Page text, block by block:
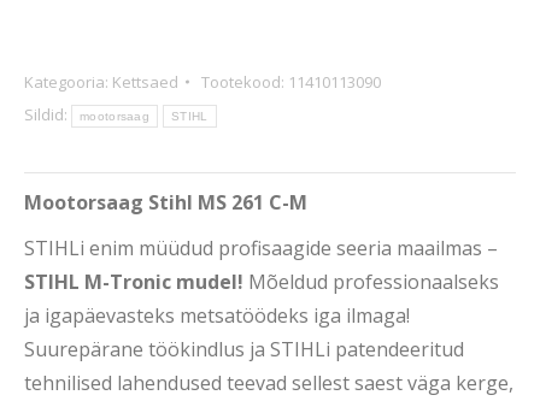
M
kogus
Kategooria: Kettsaed Tootekood: 11410113090
Sildid:
mootorsaag STIHL
Mootorsaag Stihl MS 261 C-M
STIHLi enim müüdud profisaagide seeria maailmas –
STIHL M-Tronic mudel! Mõeldud professionaalseks
ja igapäevasteks metsatöödeks iga ilmaga!
Suurepärane töökindlus ja STIHLi patendeeritud
tehnilised lahendused teevad sellest saest väga kerge,